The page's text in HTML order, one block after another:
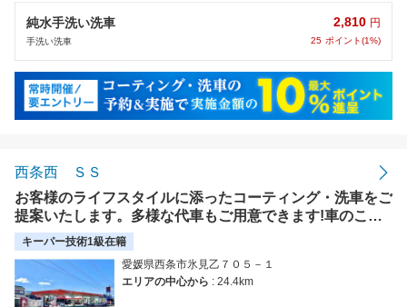
純水手洗い洗車
手洗い洗車
2,810 円
25 ポイント(1%)
西条西 ＳＳ
お客様のライフスタイルに添ったコーティング・洗車をご
提案いたします。多様な代車もご用意できます!車のこと
なら何でも、ご気軽にご相談ください。
キーパー技術1級在籍
愛媛県西条市氷見乙７０５－１
エリアの中心から : 24.4km